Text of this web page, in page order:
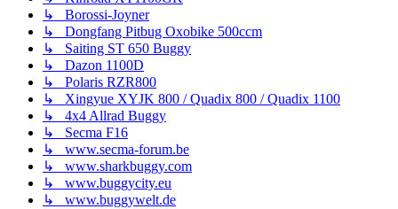
↳ Borossi-Joyner
↳ Dongfang Pitbug Oxobike 500ccm
↳ Saiting ST 650 Buggy
↳ Dazon 1100D
↳ Polaris RZR800
↳ Xingyue XYJK 800 / Quadix 800 / Quadix 1100
↳ 4x4 Allrad Buggy
↳ Secma F16
↳ www.secma-forum.be
↳ www.sharkbuggy.com
↳ www.buggycity.eu
↳ www.buggywelt.de